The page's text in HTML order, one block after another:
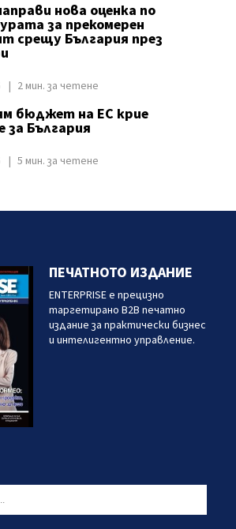
нова оценка по
за прекомерен
срещу България през
2 мин. за четене
бюджет на ЕС крие
за България
5 мин. за четене
ПЕЧАТНОТО ИЗДАНИЕ
ENTERPRISE е прецизно
таргетирано B2B печатно
издание за практически бизнес
и интелигентно управление.